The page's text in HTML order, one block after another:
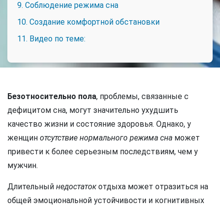
9. Соблюдение режима сна
10. Создание комфортной обстановки
11. Видео по теме:
Безотносительно пола, проблемы, связанные с
дефицитом сна, могут значительно ухудшить
качество жизни и состояние здоровья. Однако, у
женщин отсутствие нормального режима сна может
привести к более серьезным последствиям, чем у
мужчин.
Длительный недостатокотдыха может отразиться на
общей эмоциональной устойчивости и когнитивных